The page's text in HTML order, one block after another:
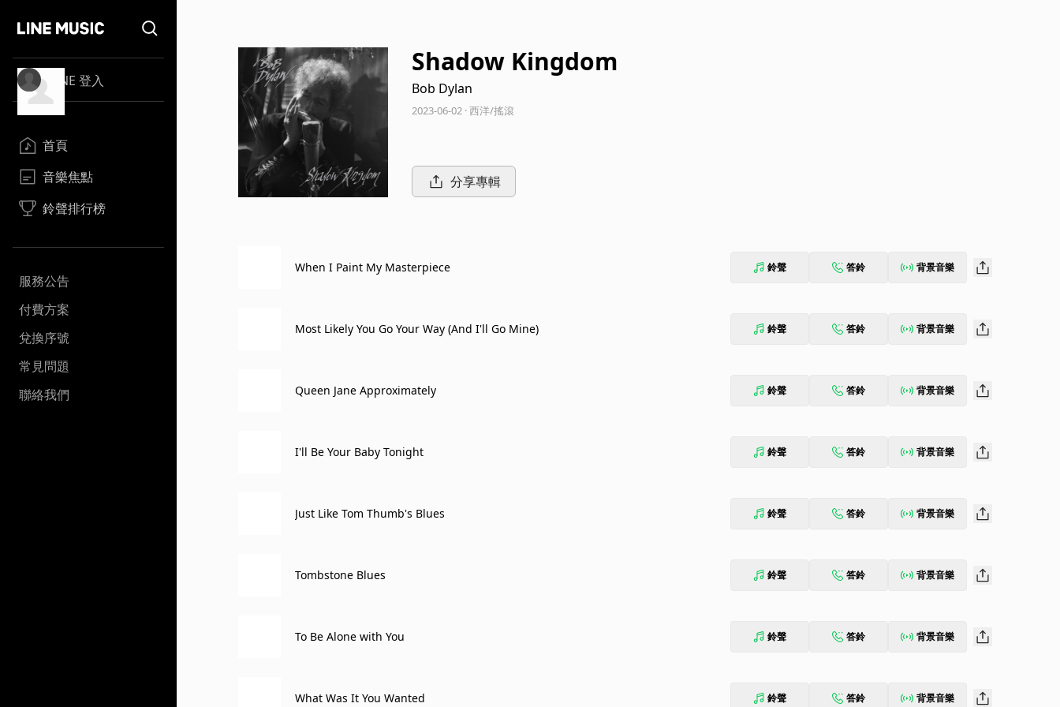
LINE 登入
首頁
音樂焦點
鈴聲排行榜
服務公告
付費方案
兌換序號
常見問題
聯絡我們
Shadow Kingdom
Bob Dylan
2023-06-02 · 西洋/搖滾
分享專輯
When I Paint My Masterpiece 鈴聲 答鈴 背景音樂
Most Likely You Go Your Way (And I'll Go Mine) 鈴聲 答鈴 背景音樂
Queen Jane Approximately 鈴聲 答鈴 背景音樂
I'll Be Your Baby Tonight 鈴聲 答鈴 背景音樂
Just Like Tom Thumb's Blues 鈴聲 答鈴 背景音樂
Tombstone Blues 鈴聲 答鈴 背景音樂
To Be Alone with You 鈴聲 答鈴 背景音樂
What Was It You Wanted 鈴聲 答鈴 背景音樂